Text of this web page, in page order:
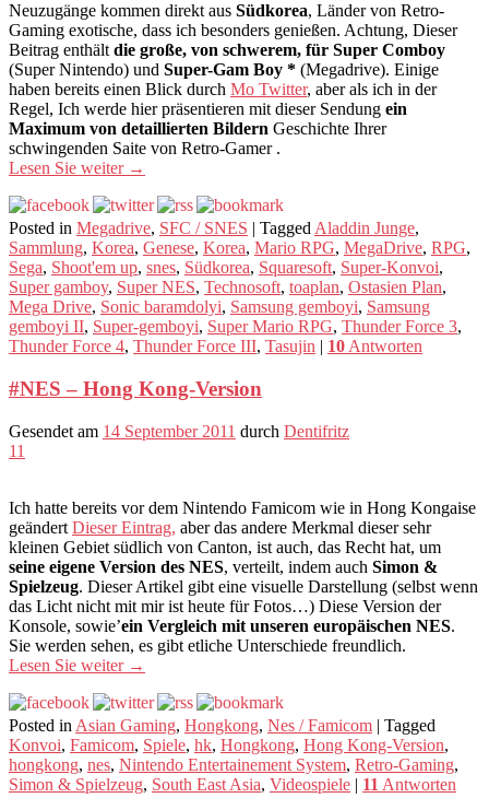
Neuzugänge kommen direkt aus Südkorea, Länder von Retro-
Gaming exotische, dass ich besonders genießen. Achtung, Dieser
Beitrag enthält die große, von schwerem, für Super Comboy
(Super Nintendo) und Super-Gam Boy * (Megadrive). Einige
haben bereits einen Blick durch Mo Twitter, aber als ich in der
Regel, Ich werde hier präsentieren mit dieser Sendung ein
Maximum von detaillierten Bildern Geschichte Ihrer
schwingenden Saite von Retro-Gamer .
Lesen Sie weiter →
Posted in Megadrive, SFC / SNES | Tagged Aladdin Junge,
Sammlung, Korea, Genese, Korea, Mario RPG, MegaDrive, RPG,
Sega, Shoot'em up, snes, Südkorea, Squaresoft, Super-Konvoi,
Super gamboy, Super NES, Technosoft, toaplan, Ostasien Plan,
Mega Drive, Sonic baramdolyi, Samsung gemboyi, Samsung
gemboyi II, Super-gemboyi, Super Mario RPG, Thunder Force 3,
Thunder Force 4, Thunder Force III, Tasujin | 10 Antworten
#NES – Hong Kong-Version
Gesendet am 14 September 2011 durch Dentifritz
11
Ich hatte bereits vor dem Nintendo Famicom wie in Hong Kongaise
geändert Dieser Eintrag, aber das andere Merkmal dieser sehr
kleinen Gebiet südlich von Canton, ist auch, das Recht hat, um
seine eigene Version des NES, verteilt, indem auch Simon &
Spielzeug. Dieser Artikel gibt eine visuelle Darstellung (selbst wenn
das Licht nicht mit mir ist heute für Fotos…) Diese Version der
Konsole, sowie’ein Vergleich mit unseren europäischen NES.
Sie werden sehen, es gibt etliche Unterschiede freundlich.
Lesen Sie weiter →
Posted in Asian Gaming, Hongkong, Nes / Famicom | Tagged
Konvoi, Famicom, Spiele, hk, Hongkong, Hong Kong-Version,
hongkong, nes, Nintendo Entertainement System, Retro-Gaming,
Simon & Spielzeug, South East Asia, Videospiele | 11 Antworten